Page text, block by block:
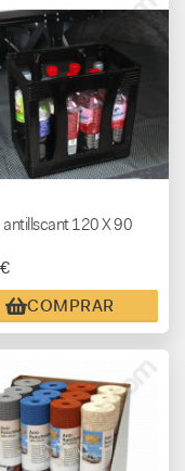
antillscant 120 X 90
COMPRAR